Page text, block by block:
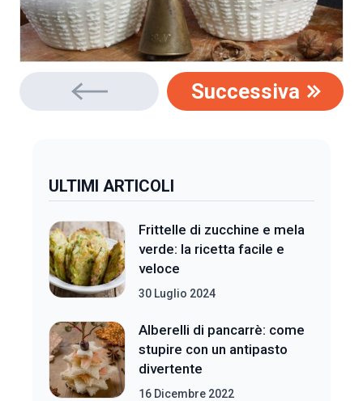
Successiva
ULTIMI ARTICOLI
Frittelle di zucchine e mela
verde: la ricetta facile e
veloce
30 Luglio 2024
Alberelli di pancarrè: come
stupire con un antipasto
divertente
16 Dicembre 2022